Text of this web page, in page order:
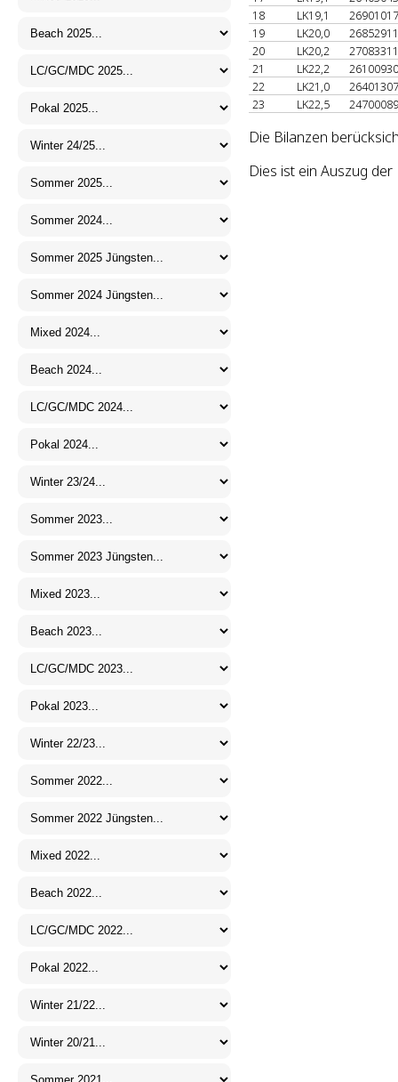
18
LK19,1
19
LK20,0
20
LK20,2
21
LK22,2
22
LK21,0
23
LK22,5
Die Bilanzen
Dies ist ein Auszug